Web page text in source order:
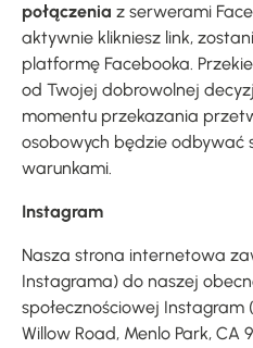
połączenia z serwerami
aktywnie klikniesz link,
platformę Facebooka.
od Twojej dobrowolnej
momentu przekazania
osobowych będzie odbywać
warunkami.
Instagram
Nasza strona internetowa
Instagrama) do naszej
społecznościowej Instagram
Willow Road, Menlo Park, CA